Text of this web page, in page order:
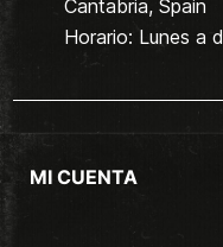
Cantabria, Spain
Horario: Lunes a
MI CUENTA